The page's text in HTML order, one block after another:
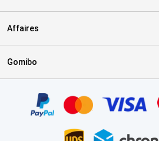
Affaires
Gomibo